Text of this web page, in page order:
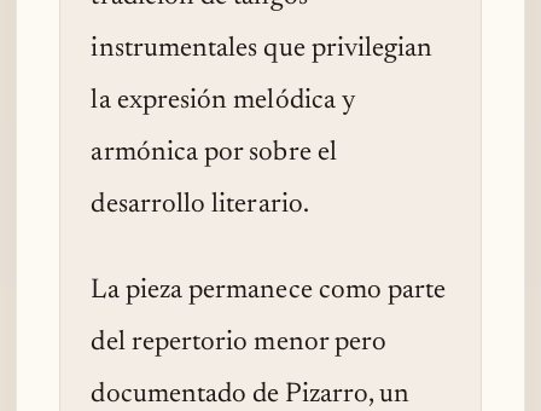
instrumentales que privilegian
la expresión melódica y
armónica por sobre el
desarrollo literario.
La pieza permanece como parte
del repertorio menor pero
documentado de Pizarro, un